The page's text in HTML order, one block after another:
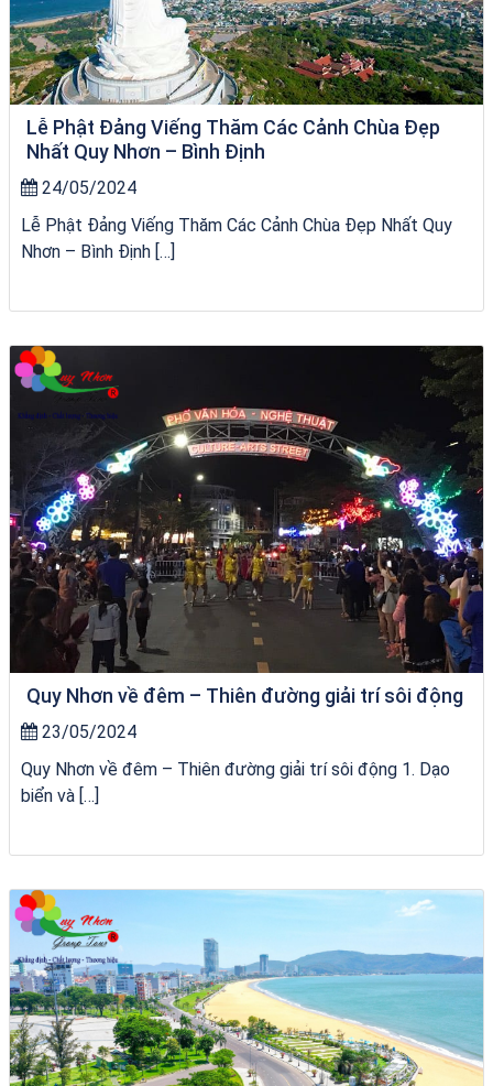
Lễ Phật Đảng Viếng Thăm Các Cảnh Chùa Đẹp
Nhất Quy Nhơn – Bình Định
24/05/2024
Lễ Phật Đảng Viếng Thăm Các Cảnh Chùa Đẹp Nhất Quy
Nhơn – Bình Định […]
Quy Nhơn về đêm – Thiên đường giải trí sôi động
23/05/2024
Quy Nhơn về đêm – Thiên đường giải trí sôi động 1. Dạo
biển và […]
Tour Lào Cai Quy Nhơn